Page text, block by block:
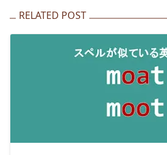
RELATED POST